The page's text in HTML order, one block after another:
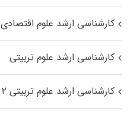
کارشناسی ارشد علوم اقتصادی
کارشناسی ارشد علوم تربیتی
کارشناسی ارشد علوم تربیتی ۲